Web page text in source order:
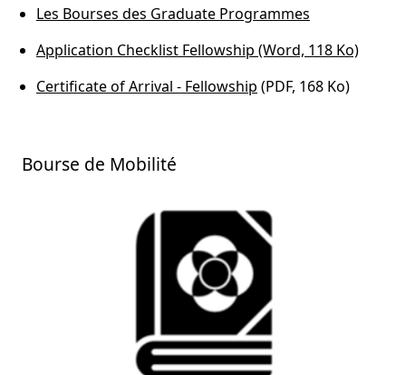
Les Bourses des Graduate Programmes
Application Checklist Fellowship (Word, 118 Ko)
Certificate of Arrival - Fellowship (PDF, 168 Ko)
Bourse de Mobilité